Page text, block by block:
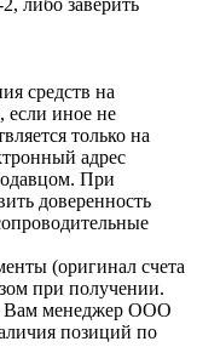
средств на
если иное не
только на
адрес
При
доверенность
(оригинал счета
при получении.
Вам менеджер ООО
позиций по